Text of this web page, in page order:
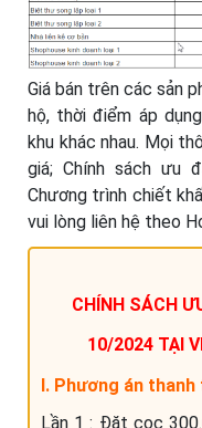
Giá bán trên các sản
hộ, thời điểm áp
khu khác nhau. Mọi
giá; Chính sách ưu
Chương trình chiết
vui lòng liên hệ theo
CHÍNH SÁCH
10/2024 TẠI
I. Phương án
Lần 1 : Đặt cọc